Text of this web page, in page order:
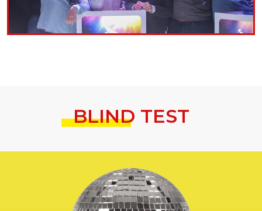
BLIND TEST